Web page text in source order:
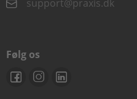
support@praxis.dk
Følg os